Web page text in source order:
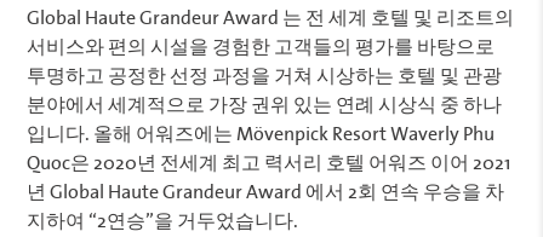
Global Haute Grandeur Award 는 전 세계 호텔 및 리조트의
서비스와 편의 시설을 경험한 고객들의 평가를 바탕으로
투명하고 공정한 선정 과정을 거쳐 시상하는 호텔 및 관광
분야에서 세계적으로 가장 권위 있는 연례 시상식 중 하나
입니다. 올해 어워즈에는 Mövenpick Resort Waverly Phu
Quoc은 2020년 전세계 최고 력서리 호텔 어워즈 이어 2021
년 Global Haute Grandeur Award 에서 2회 연속 우승을 차
지하여 “2연승”을 거두었습니다.